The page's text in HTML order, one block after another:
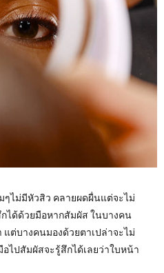
ไม่มีหัวสิว คลายผดผื่นแต่จะไม่
ได้ด้วยมือหากสัมผัส ในบางคน
ต่บางคนมองด้วยตาเปล่าจะไม่
ไปสัมผัสจะรู้สึกได้เลยว่าใบหน้า